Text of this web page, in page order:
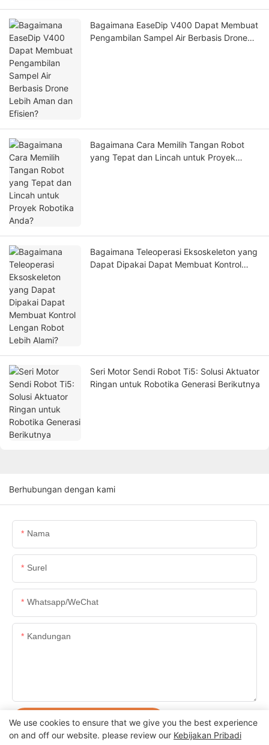
Bagaimana EaseDip V400 Dapat Membuat
Pengambilan Sampel Air Berbasis Drone
Bagaimana Cara Memilih Tangan Robot
yang Tepat dan Lincah untuk Proyek
Bagaimana Teleoperasi Eksoskeleton yang
Dapat Dipakai Dapat Membuat Kontrol
Seri Motor Sendi Robot Ti5: Solusi Aktuator
Ringan untuk Robotika Generasi Berikutnya
Berhubungan dengan kami
Nama
Surel
Whatsapp/WeChat
Kandungan
KIRIM PERTANYAAN SEKARANG
We use cookies to ensure that we give you the best experience
on and off our website. please review our Kebijakan Pribadi